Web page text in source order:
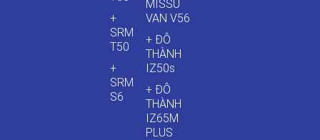
+
SRM
T50
+
SRM
S6
MISSU
VAN V56
+ ĐÔ
THÀNH
IZ50s
+ ĐÔ
THÀNH
IZ65M
PLUS